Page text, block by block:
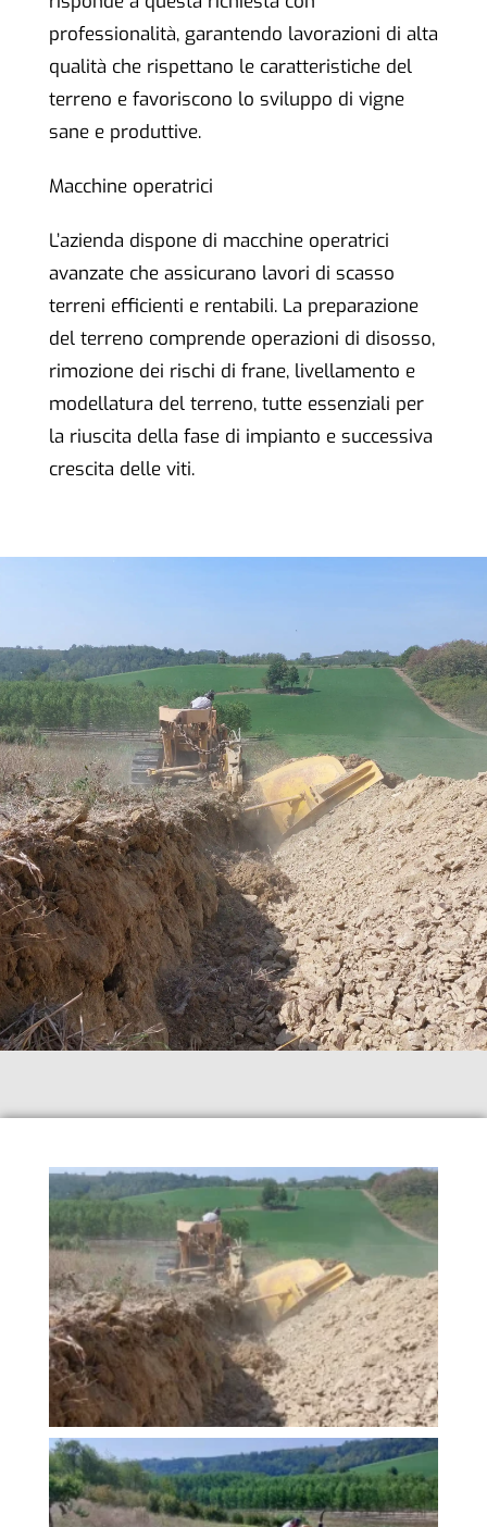
professionalità, garantendo lavorazioni di alta
qualità che rispettano le caratteristiche del
terreno e favoriscono lo sviluppo di vigne
sane e produttive.
Macchine operatrici
L’azienda dispone di macchine operatrici
avanzate che assicurano lavori di scasso
terreni efficienti e rentabili. La preparazione
del terreno comprende operazioni di disosso,
rimozione dei rischi di frane, livellamento e
modellatura del terreno, tutte essenziali per
la riuscita della fase di impianto e successiva
crescita delle viti.